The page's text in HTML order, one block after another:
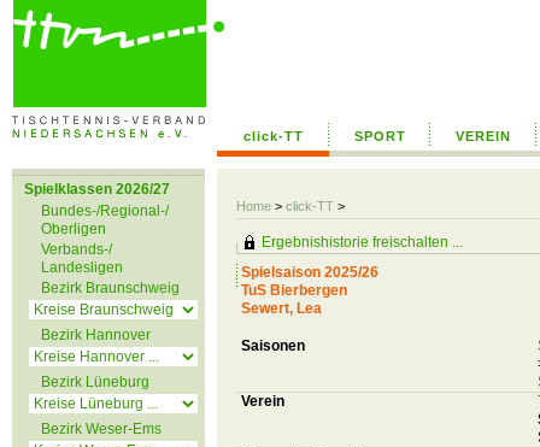
click-TT SPORT VEREIN
Home > click-TT >
Spielklassen 2026/27
Bundes-/Regional-/
Oberligen
Verbands-/
Landesligen
Bezirk Braunschweig
Bezirk Hannover
Bezirk Lüneburg
Bezirk Weser-Ems
Ergebnishistorie freischalten ...
Spielsaison 2025/26
TuS Bierbergen
Sewert, Lea
Saisonen
Verein